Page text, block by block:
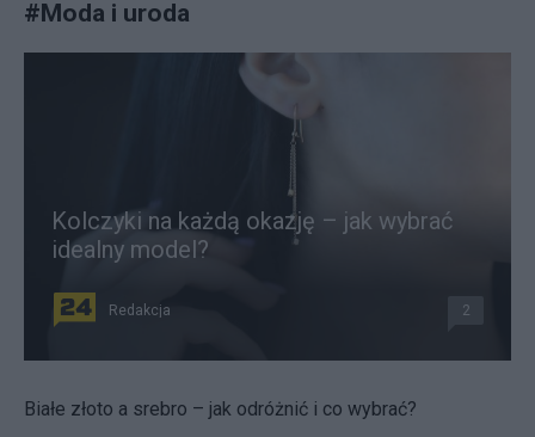
#Moda i uroda
Kolczyki na każdą okazję – jak wybrać
idealny model?
Redakcja 2
Białe złoto a srebro – jak odróżnić i co wybrać?